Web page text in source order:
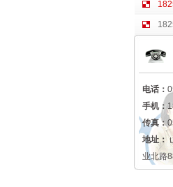
电话：
手机：
传真：
地址：
业北路